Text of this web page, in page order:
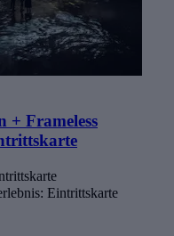
+ Frameless
Eintrittskarte